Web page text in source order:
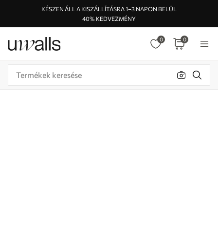
KÉSZEN ÁLL A KISZÁLLÍTÁSRA 1–3 NAPON BELÜL
40% KEDVEZMÉNY
0 0